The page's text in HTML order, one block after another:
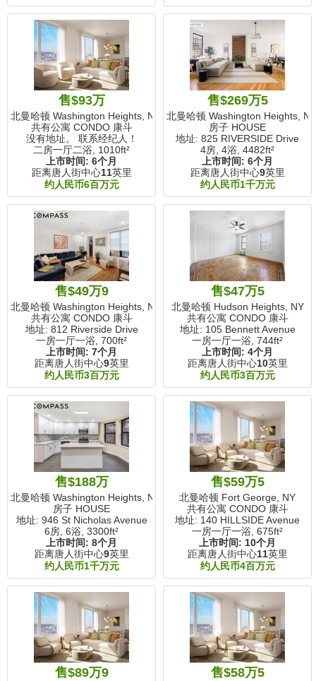
售$93万
北曼哈顿 Washington Heights, NY
共有公寓 CONDO 康斗
没有地址。 联系经纪人！
二房一厅二浴, 1010ft²
上市时间: 6个月
距离唐人街中心11英里
约人民币6百万元
售$269万5
北曼哈顿 Washington Heights, NY
房子 HOUSE
地址: 825 RIVERSIDE Drive
4房, 4浴, 4482ft²
上市时间: 6个月
距离唐人街中心9英里
约人民币1千万元
售$49万9
北曼哈顿 Washington Heights, NY
共有公寓 CONDO 康斗
地址: 812 Riverside Drive
一房一厅一浴, 700ft²
上市时间: 7个月
距离唐人街中心9英里
约人民币3百万元
售$47万5
北曼哈顿 Hudson Heights, NY
共有公寓 CONDO 康斗
地址: 105 Bennett Avenue
一房一厅一浴, 744ft²
上市时间: 4个月
距离唐人街中心10英里
约人民币3百万元
售$188万
北曼哈顿 Washington Heights, NY
房子 HOUSE
地址: 946 St Nicholas Avenue
6房, 6浴, 3300ft²
上市时间: 8个月
距离唐人街中心9英里
约人民币1千万元
售$59万5
北曼哈顿 Fort George, NY
共有公寓 CONDO 康斗
地址: 140 HILLSIDE Avenue
一房一厅一浴, 675ft²
上市时间: 10个月
距离唐人街中心11英里
约人民币4百万元
售$89万9 售$58万5